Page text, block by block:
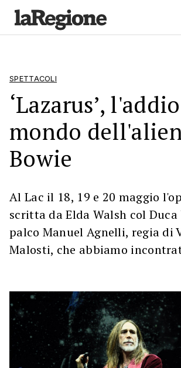
SPETTACOLI
‘Lazarus’,
mondo
Bowie
Al Lac il 18, 19 e 20 maggio
scritta da Elda Walsh col Duca
palco Manuel Agnelli, regia di
Malosti, che abbiamo